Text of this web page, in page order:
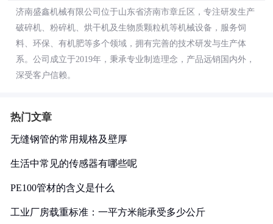
济南盛鑫机械有限公司位于山东省济南市章丘区，专注研发生产
破碎机、粉碎机、烘干机及生物质颗粒机等机械设备，服务饲
料、环保、有机肥等多个领域，拥有完善的技术研发与生产体
系。公司成立于2019年，秉承专业制造理念，产品远销国内外，
深受客户信赖。
热门文章
无缝钢管的常用规格及壁厚
生活中常见的传感器有哪些呢
PE100管材的含义是什么
工业厂房载重标准：一平方米能承受多少公斤